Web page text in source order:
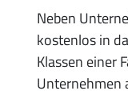
Neben
kostenlos in
Klassen einer
Unternehmen